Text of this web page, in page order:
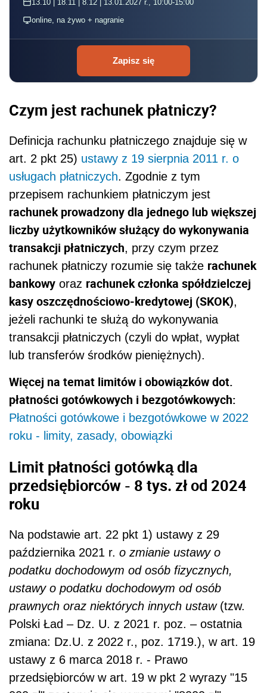
13.10 | 18.11 | 8.12 | 13.01.2027 r., 10:00-15:00
online, na żywo + nagranie
Zapisz się
Czym jest rachunek płatniczy?
Definicja rachunku płatniczego znajduje się w
art. 2 pkt 25) ustawy z 19 sierpnia 2011 r. o
usługach płatniczych. Zgodnie z tym
przepisem rachunkiem płatniczym jest
rachunek prowadzony dla jednego lub większej
liczby użytkowników służący do wykonywania
transakcji płatniczych, przy czym przez
rachunek płatniczy rozumie się także rachunek
bankowy oraz rachunek członka spółdzielczej
kasy oszczędnościowo-kredytowej (SKOK),
jeżeli rachunki te służą do wykonywania
transakcji płatniczych (czyli do wpłat, wypłat
lub transferów środków pieniężnych).
Więcej na temat limitów i obowiązków dot.
płatności gotówkowych i bezgotówkowych:
Płatności gotówkowe i bezgotówkowe w 2022
roku - limity, zasady, obowiązki
Limit płatności gotówką dla
przedsiębiorców - 8 tys. zł od 2024
roku
Na podstawie art. 22 pkt 1) ustawy z 29
października 2021 r. o zmianie ustawy o
podatku dochodowym od osób fizycznych,
ustawy o podatku dochodowym od osób
prawnych oraz niektórych innych ustaw(tzw.
Polski Ład – Dz. U. z 2021 r. poz. – ostatnia
zmiana: Dz.U. z 2022 r., poz. 1719.), w art. 19
ustawy z 6 marca 2018 r. - Prawo
przedsiębiorców w art. 19 w pkt 2 wyrazy "15